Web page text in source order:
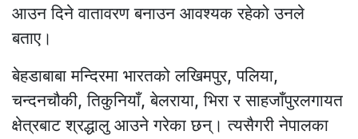
आउन दिने वातावरण बनाउन आवश्यक रहेको उनले
बताए।
बेहडाबाबा मन्दिरमा भारतको लखिमपुर, पलिया,
चन्दनचौकी, तिकुनियाँ, बेलराया, भिरा र साहजाँपुरलगायत
क्षेत्रबाट श्रद्धालु आउने गरेका छन्। त्यसैगरी नेपालका